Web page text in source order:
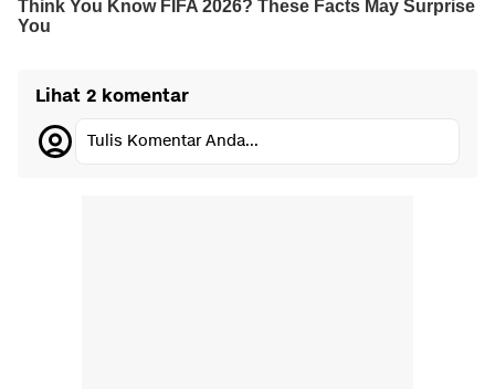
Lihat 2 komentar
Tulis Komentar Anda...